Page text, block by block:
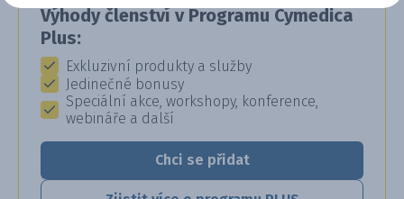
Výhody členství v Programu Cymedica
Plus:
Exkluzivní produkty a služby
Jedinečné bonusy
Speciální akce, workshopy, konference,
webináře a další
Chci se přidat